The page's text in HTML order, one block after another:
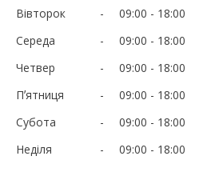
Вівторок
09:00
18:00
Середа
09:00
18:00
Четвер
09:00
18:00
Пʼятниця
09:00
18:00
Субота
09:00
18:00
Неділя
09:00 18:00